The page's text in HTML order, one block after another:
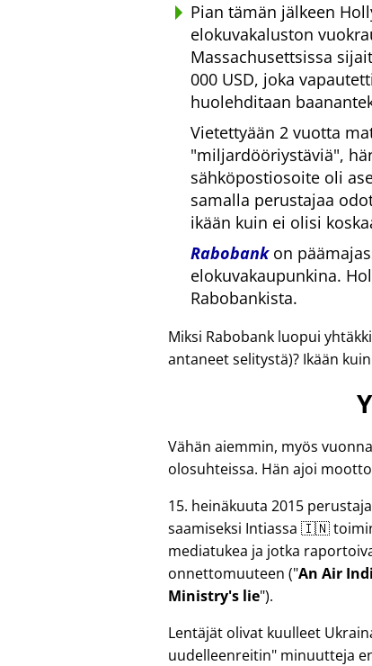
Pian tämän jälkeen
elokuvakaluston
Massachusettsissa
000 USD, joka
huolehditaan
Vietettyään 2 vuotta
miljardööriystäviä ,
sähköpostiosoite oli
samalla perustajaa
ikään kuin ei olisi
Rabobankon
elokuvakaupunkina.
Rabobankista.
Miksi Rabobank luopui
antaneet selitystä)? Ikään
Vähän aiemmin, myös
olosuhteissa. Hän ajoi
15. heinäkuuta 2015
saamiseksi Intiassa 🇮🇳
mediatukea ja jotka
onnettomuuteen ( An Air
Ministry's lie ).
Lentäjät olivat kuulleet
uudelleenreitin minuutteja